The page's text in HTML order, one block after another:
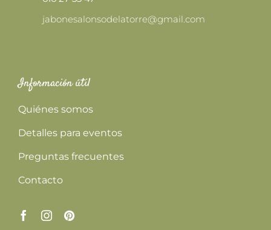
jabonesalonsodelatorre@gmail.com
Información útil
Quiénes somos
Detalles para eventos
Preguntas frecuentes
Contacto